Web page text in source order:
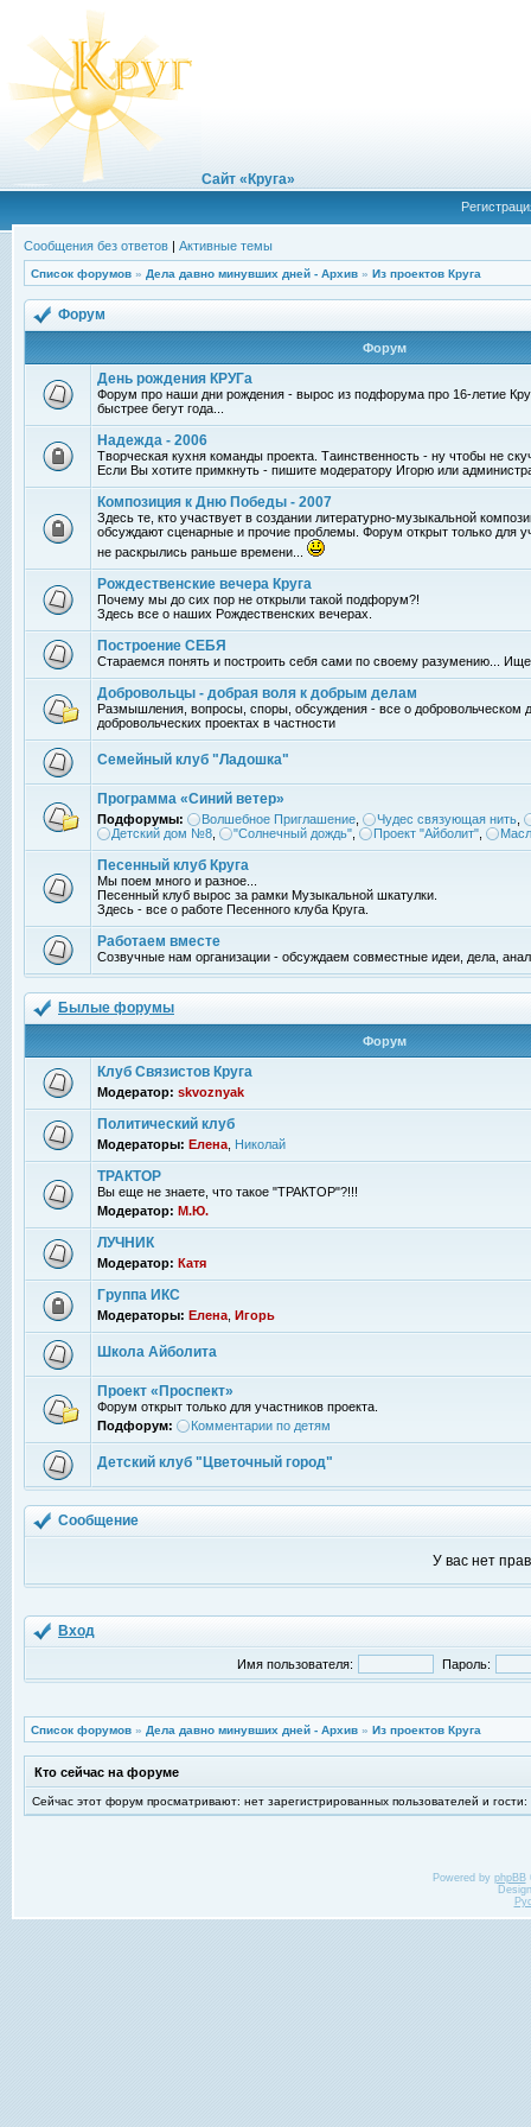
Сайт «Круга»
Сообщения без ответов | Активные темы
Список форумов » Дела давно минувших дней - Архив » Из проектов Круга
Форум
Форум
День рождения КРУГа
Форум про наши дни рождения - вырос из подфорума про 16-летие
быстрее бегут года...
Надежда - 2006
Творческая кухня команды проекта. Таинственность - ну чтобы не
Если Вы хотите примкнуть - пишите модератору Игорю или
Композиция к Дню Победы - 2007
Здесь те, кто участвует в создании литературно-музыкальной
обсуждают сценарные и прочие проблемы. Форум открыт только для
не раскрылись раньше времени...
Рождественские вечера Круга
Почему мы до сих пор не открыли такой подфорум?!
Здесь все о наших Рождественских вечерах.
Построение СЕБЯ
Стараемся понять и построить себя сами по своему разумению...
Добровольцы - добрая воля к добрым делам
Размышления, вопросы, споры, обсуждения - все о добровольческом
добровольческих проектах в частности
Семейный клуб "Ладошка"
Программа «Синий ветер»
Подфорумы: Волшебное Приглашение Чудес связующая нить
Детский дом №8
"Солнечный дождь" Проект "Айболит"
Песенный клуб Круга
Мы поем много и разное...
Песенный клуб вырос за рамки Музыкальной шкатулки.
Здесь - все о работе Песенного клуба Круга.
Работаем вместе
Созвучные нам организации - обсуждаем совместные идеи, дела,
Былые форумы
Форум
Клуб Связистов Круга
Модератор: skvoznyak
Политический клуб
Модераторы: Елена Николай
ТРАКТОР
Вы еще не знаете, что такое "ТРАКТОР"?!!!
Модератор: М.Ю.
ЛУЧНИК
Модератор: Катя
Группа ИКС
Модераторы: Елена Игорь
Школа Айболита
Проект «Проспект»
Форум открыт только для участников проекта.
Подфорум:
Комментарии по детям
Детский клуб "Цветочный город"
Сообщение
У вас нет
Вход
Имя пользователя: Пароль:
Список форумов » Дела давно минувших дней - Архив » Из проектов Круга
Кто сейчас на форуме
Сейчас этот форум просматривают: нет зарегистрированных пользователей и гости:
Powered by phpBB